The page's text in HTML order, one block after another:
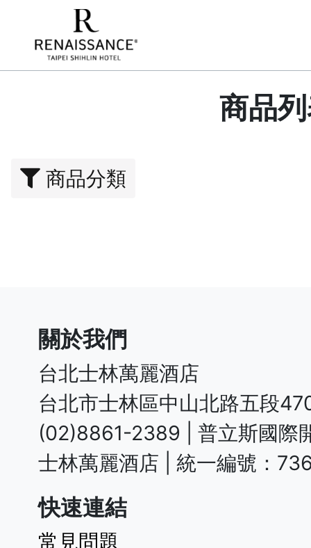
商品
商品分類
關於我們
台北士林萬麗酒店
台北市士林區中山北路五段
(02)8861-2389 | 普立斯國際
快速連結
常見問題